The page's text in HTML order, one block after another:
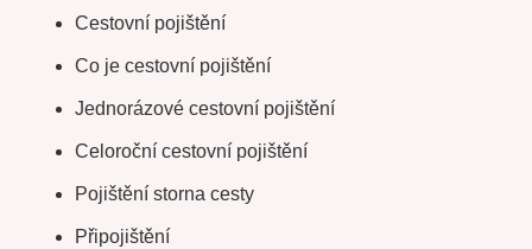
Cestovní pojištění
Co je cestovní pojištění
Jednorázové cestovní pojištění
Celoroční cestovní pojištění
Pojištění storna cesty
Připojištění